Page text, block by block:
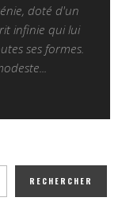
doté d'un
infinie qui lui
ses formes.
RECHERCHER